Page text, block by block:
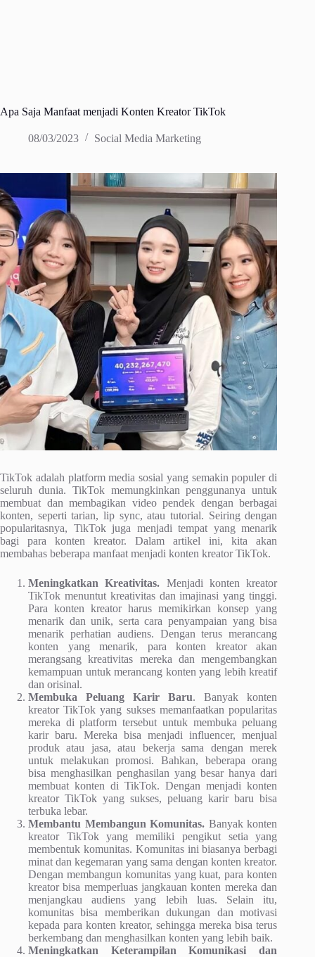
Apa Saja Manfaat menjadi Konten Kreator TikTok
08/03/2023 Social Media Marketing
TikTok adalah platform media sosial yang semakin populer di
seluruh dunia. TikTok memungkinkan penggunanya untuk
membuat dan membagikan video pendek dengan berbagai
konten, seperti tarian, lip sync, atau tutorial. Seiring dengan
popularitasnya, TikTok juga menjadi tempat yang menarik
bagi para konten kreator. Dalam artikel ini, kita akan
membahas beberapa manfaat menjadi konten kreator TikTok.
Meningkatkan Kreativitas. Menjadi konten kreator
TikTok menuntut kreativitas dan imajinasi yang tinggi.
Para konten kreator harus memikirkan konsep yang
menarik dan unik, serta cara penyampaian yang bisa
menarik perhatian audiens. Dengan terus merancang
konten yang menarik, para konten kreator akan
merangsang kreativitas mereka dan mengembangkan
kemampuan untuk merancang konten yang lebih kreatif
dan orisinal.
Membuka Peluang Karir Baru. Banyak konten
kreator TikTok yang sukses memanfaatkan popularitas
mereka di platform tersebut untuk membuka peluang
karir baru. Mereka bisa menjadi influencer, menjual
produk atau jasa, atau bekerja sama dengan merek
untuk melakukan promosi. Bahkan, beberapa orang
bisa menghasilkan penghasilan yang besar hanya dari
membuat konten di TikTok. Dengan menjadi konten
kreator TikTok yang sukses, peluang karir baru bisa
terbuka lebar.
Membantu Membangun Komunitas. Banyak konten
kreator TikTok yang memiliki pengikut setia yang
membentuk komunitas. Komunitas ini biasanya berbagi
minat dan kegemaran yang sama dengan konten kreator.
Dengan membangun komunitas yang kuat, para konten
kreator bisa memperluas jangkauan konten mereka dan
menjangkau audiens yang lebih luas. Selain itu,
komunitas bisa memberikan dukungan dan motivasi
kepada para konten kreator, sehingga mereka bisa terus
berkembang dan menghasilkan konten yang lebih baik.
Meningkatkan Keterampilan Komunikasi dan